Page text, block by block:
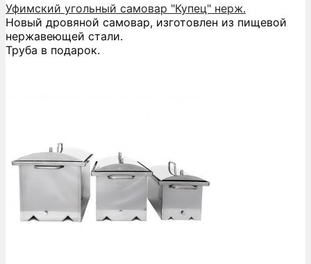
Уфимский угольный самовар "Купец" нерж.
Новый дровяной самовар, изготовлен из пищевой
нержавеющей стали.
Труба в подарок.